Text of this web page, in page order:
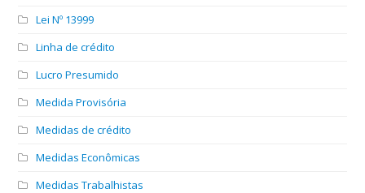
Lei Nº 13999
Linha de crédito
Lucro Presumido
Medida Provisória
Medidas de crédito
Medidas Econômicas
Medidas Trabalhistas